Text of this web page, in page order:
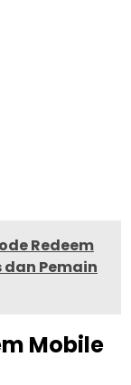
Redeem
dan Pemain
Mobile